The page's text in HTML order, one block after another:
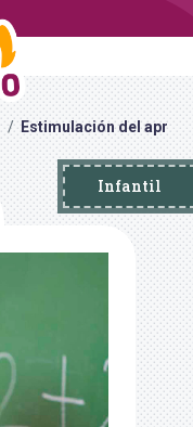
Estimulación del
Infantil